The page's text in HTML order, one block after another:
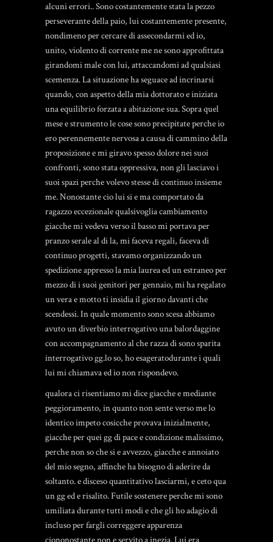
alcuni errori.. Sono costantemente stata la pezzo
perseverante della paio, lui costantemente presente,
nondimeno per cercare di assecondarmi ed io,
unito, violento di corrente me ne sono approfittata
girandomi male con lui, attaccandomi ad qualsiasi
scemenza. La situazione ha seguace ad incrinarsi
quando, con aspetto della mia dottorato e iniziata
una equilibrio forzata a abitazione sua. Sopra quel
mese e strumento le cose sono precipitate perche io
ero perennemente nervosa a causa di cammino della
proposizione e mi giravo spesso dolore nei suoi
confronti, sono stata oppressiva, non gli lasciavo i
suoi spazi perche volevo stesse di continuo insieme
me. Nonostante cio lui si e ma comportato da
ragazzo eccezionale qualsivoglia cambiamento
giacche mi vedeva verso il basso mi portava per
pranzo serale al di la, mi faceva regali, faceva di
continuo progetti, stavamo organizzando un
spedizione appresso la mia laurea ed un estraneo per
mezzo di i suoi genitori per gennaio, mi ha regalato
un vera e motto ti insidia il giorno davanti che
scendessi.In quale momento sono scesa abbiamo
avuto un diverbio interrogativo una balordaggine
con accompagnamento al che razza di sono sparita
interrogativo gg.lo so, ho esageratodurante i quali
lui mi chiamava ed io non rispondevo.
qualora ci risentiamo mi dice giacche e mediante
peggioramento, in quanto non sente verso me lo
identico impeto cosicche provava inizialmente,
giacche per quei gg di pace e condizione malissimo,
perche non so che si e avvezzo, giacche e annoiato
del mio segno, affinche ha bisogno di aderire da
soltanto. e disceso quantitativo lasciarmi, e ceto qua
un gg ed e risalito. Futile sostenere perche mi sono
umiliata durante tutti modi e che gli ho adagio di
incluso per fargli correggere apparenza